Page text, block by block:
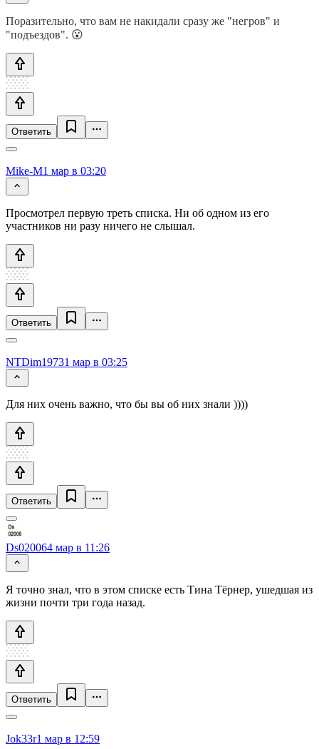
Поразительно, что вам не накидали сразу же "негров" и
"подъездов". 😮
Ответить
Mike-M1 мар в 03:20
Просмотрел первую треть списка. Ни об одном из его
участников ни разу ничего не слышал.
Ответить
NTDim19731 мар в 03:25
Для них очень важно, что бы вы об них знали ))))
Ответить
Ds020064 мар в 11:26
Я точно знал, что в этом списке есть Тина Тёрнер, ушедшая из
жизни почти три года назад.
Ответить
Jok33r1 мар в 12:59